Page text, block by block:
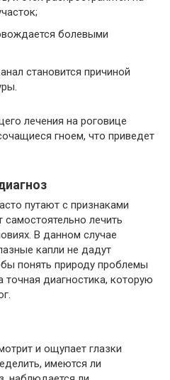
болевыми
становится причиной
лечения на роговице
гноем, что приведет
путают с признаками
лечить
В данном случае
капли не дадут
понять природу проблемы
точная диагностика, которую
и ощупает глазки
имеются ли